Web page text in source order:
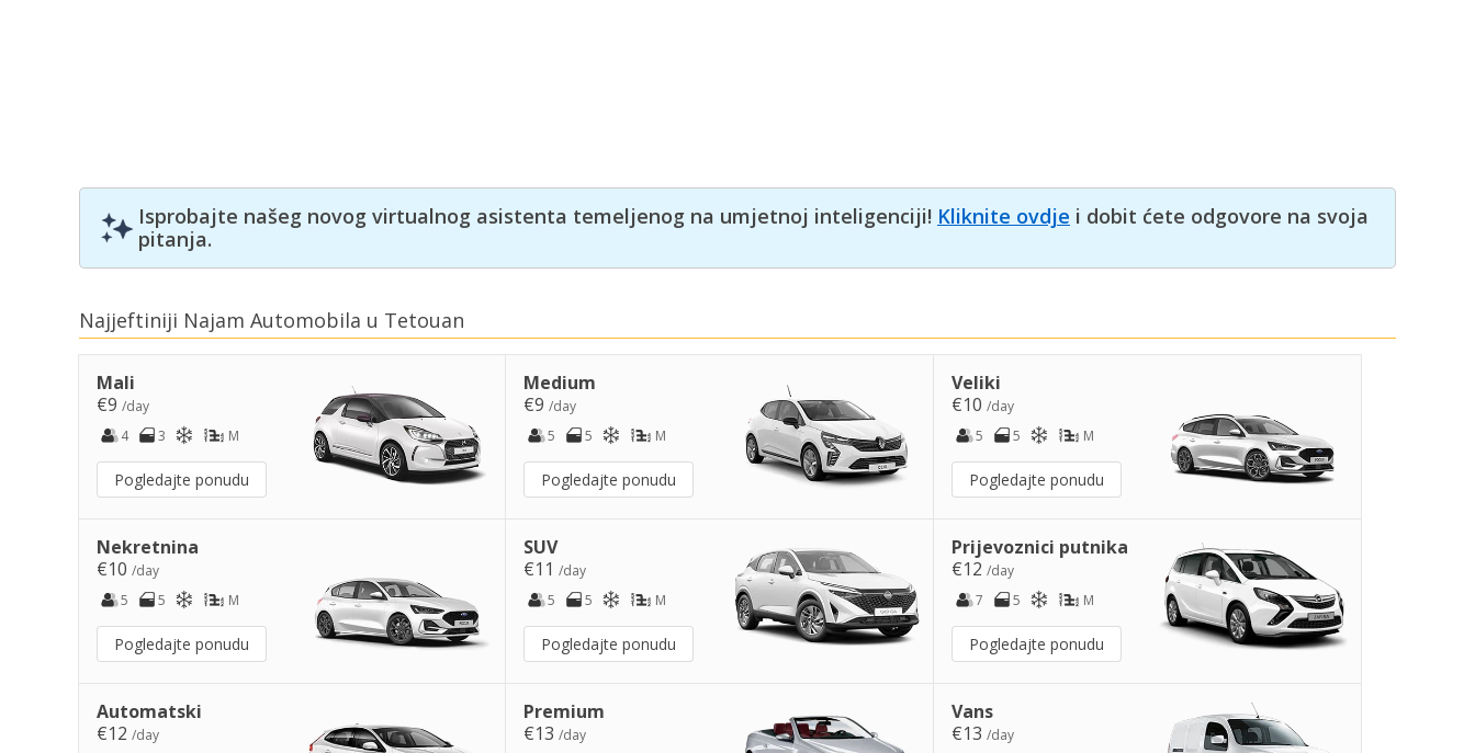
Isprobajte našeg novog virtualnog asistenta temeljenog na umjetnoj inteligenciji! Kliknite ovdje i dobit ćete odgovore na svoja
pitanja.
Najjeftiniji Najam Automobila u Tetouan
Mali
€9 /day
4
3 M
Pogledajte ponudu
Medium
€9/day
5
5 M
Pogledajte ponudu
Veliki
€10 /day
5
5 M
Pogledajte ponudu
Nekretnina
€10 /day
5
5 M
Pogledajte ponudu
SUV
€11/day
5
5 M
Pogledajte ponudu
Prijevoznici putnika
€12 /day
7
5 M
Pogledajte ponudu
Automatski
€12 /day
Premium
€13/day
Vans
€13 /day